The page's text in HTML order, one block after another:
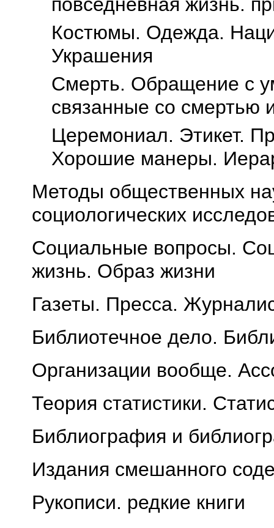
Костюмы. Одежда.
Украшения
Смерть. Обращение с
связанные со смертью
Церемониал. Этикет.
Хорошие манеры.
Методы общественных
социологических
Социальные вопросы.
жизнь. Образ жизни
Газеты. Пресса.
Библиотечное дело.
Организации вообще.
Теория статистики.
Библиография и
Издания смешанного
Рукописи. редкие книги